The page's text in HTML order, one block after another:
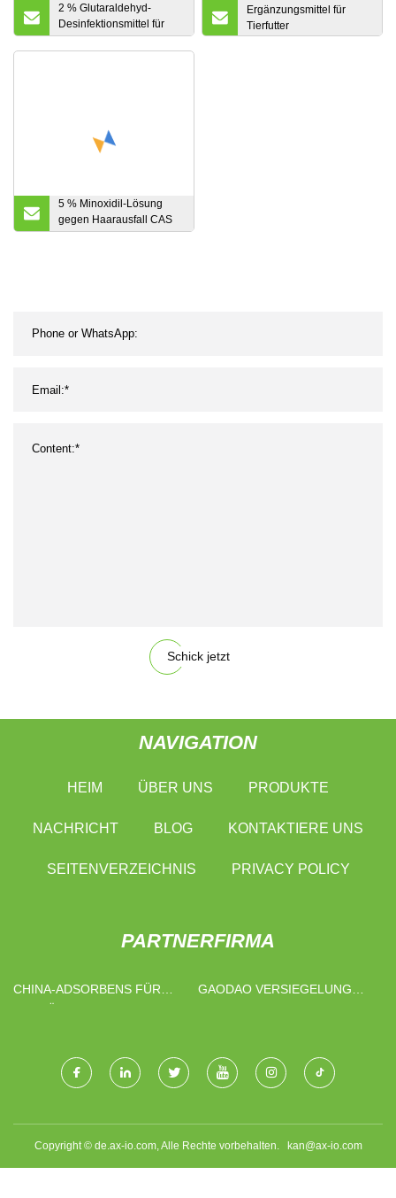
2 % Glutaraldehyd-
Desinfektionsmittel für
medizinische und
chirurgische Instrumente,
Ergänzungsmittel für
Tierfutter
5 % Minoxidil-Lösung
gegen Haarausfall CAS
38304
Schick jetzt
NAVIGATION
HEIM ÜBER UNS PRODUKTE
NACHRICHT BLOG KONTAKTIERE UNS
SEITENVERZEICHNIS PRIVACY POLICY
PARTNERFIRMA
CHINA-ADSORBENS FÜR
GAODAO VERSIEGELUNG
Copyright © de.ax-io.com, Alle Rechte vorbehalten. kan@ax-io.com